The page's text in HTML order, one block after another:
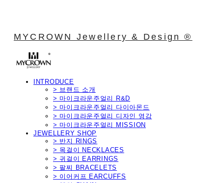
MYCROWN Jewellery & Design ®
INTRODUCE
> 브랜드 소개
> 마이크라운주얼리 R&D
> 마이크라운주얼리 다이아몬드
> 마이크라운주얼리 디자인 영감
> 마이크라운주얼리 MISSION
JEWELLERY SHOP
> 반지 RINGS
> 목걸이 NECKLACES
> 귀걸이 EARRINGS
> 팔찌 BRACELETS
> 이어커프 EARCUFFS